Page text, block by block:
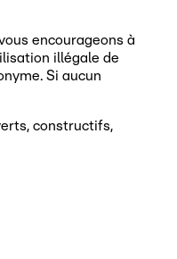
encourageons à
illégale de
Si aucun
constructifs,